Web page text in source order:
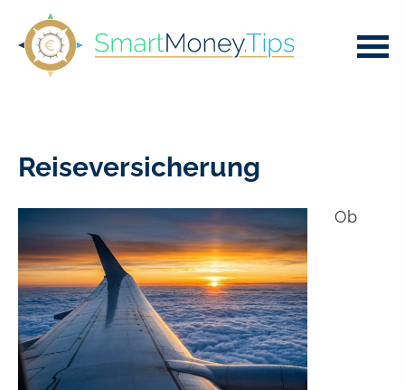
Reiseversicherung
Ob